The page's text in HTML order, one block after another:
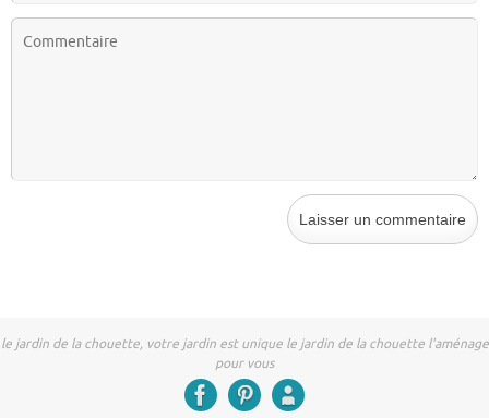
le jardin de la chouette, votre jardin est unique le jardin de la chouette l'aménage
pour vous